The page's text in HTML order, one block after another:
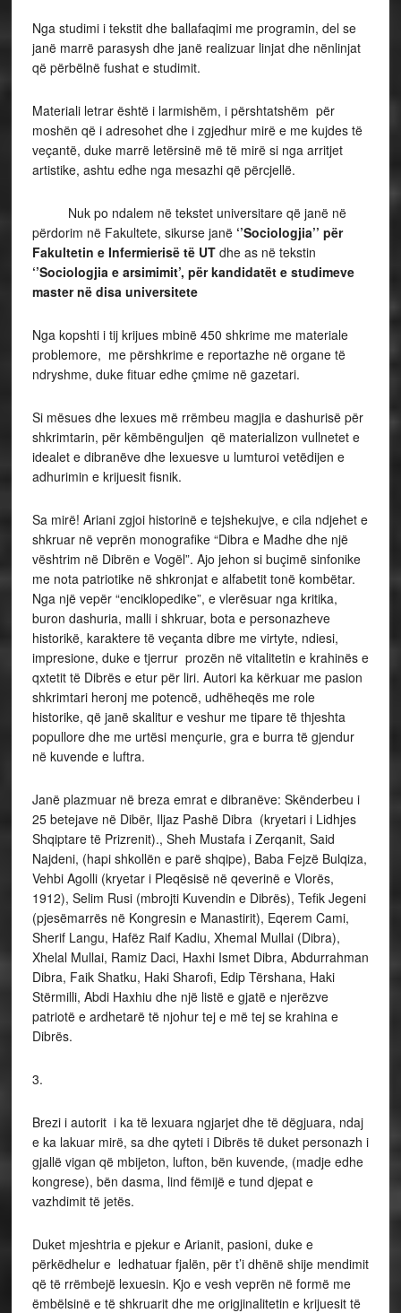
Nga studimi i tekstit dhe ballafaqimi me programin, del se
janë marrë parasysh dhe janë realizuar linjat dhe nënlinjat
që përbëlnë fushat e studimit.
Materiali letrar është i larmishëm, i përshtatshëm për
moshën që i adresohet dhe i zgjedhur mirë e me kujdes të
veçantë, duke marrë letërsinë më të mirë si nga arritjet
artistike, ashtu edhe nga mesazhi që përcjellë.
Nuk po ndalem në tekstet universitare që janë në
përdorim në Fakultete, sikurse janë‘’Sociologjia’’ për
Fakultetin e Infermierisë të UT dhe as në tekstin
‘’Sociologjia e arsimimit’, për kandidatët e studimeve
master në disa universitete
Nga kopshti i tij krijues mbinë 450 shkrime me materiale
problemore, me përshkrime e reportazhe në organe të
ndryshme, duke fituar edhe çmime në gazetari.
Si mësues dhe lexues më rrëmbeu magjia e dashurisë për
shkrimtarin, për këmbënguljen që materializon vullnetet e
idealet e dibranëve dhe lexuesve u lumturoi vetëdijen e
adhurimin e krijuesit fisnik.
Sa mirë! Ariani zgjoi historinë e tejshekujve, e cila ndjehet e
shkruar në veprën monografike “Dibra e Madhe dhe një
vështrim në Dibrën e Vogël”. Ajo jehon si buçimë sinfonike
me nota patriotike në shkronjat e alfabetit tonë kombëtar.
Nga një vepër “enciklopedike”, e vlerësuar nga kritika,
buron dashuria, malli i shkruar, bota e personazheve
historikë, karaktere të veçanta dibre me virtyte, ndiesi,
impresione, duke e tjerrur prozën në vitalitetin e krahinës e
qxtetit të Dibrës e etur për liri. Autori ka kërkuar me pasion
shkrimtari heronj me potencë, udhëheqës me role
historike, që janë skalitur e veshur me tipare të thjeshta
popullore dhe me urtësi mençurie, gra e burra të gjendur
në kuvende e luftra.
Janë plazmuar në breza emrat e dibranëve: Skënderbeu i
25 betejave në Dibër, Iljaz Pashë Dibra (kryetari i Lidhjes
Shqiptare të Prizrenit)., Sheh Mustafa i Zerqanit, Said
Najdeni, (hapi shkollën e parë shqipe), Baba Fejzë Bulqiza,
Vehbi Agolli (kryetar i Pleqësisë në qeverinë e Vlorës,
1912), Selim Rusi (mbrojti Kuvendin e Dibrës), Tefik Jegeni
(pjesëmarrës në Kongresin e Manastirit), Eqerem Cami,
Sherif Langu, Hafëz Raif Kadiu, Xhemal Mullai (Dibra),
Xhelal Mullai, Ramiz Daci, Haxhi Ismet Dibra, Abdurrahman
Dibra, Faik Shatku, Haki Sharofi, Edip Tërshana, Haki
Stërmilli, Abdi Haxhiu dhe një listë e gjatë e njerëzve
patriotë e ardhetarë të njohur tej e më tej se krahina e
Dibrës.
3.
Brezi i autorit i ka të lexuara ngjarjet dhe të dëgjuara, ndaj
e ka lakuar mirë, sa dhe qyteti i Dibrës të duket personazh i
gjallë vigan që mbijeton, lufton, bën kuvende, (madje edhe
kongrese), bën dasma, lind fëmijë e tund djepat e
vazhdimit të jetës.
Duket mjeshtria e pjekur e Arianit, pasioni, duke e
përkëdhelur e ledhatuar fjalën, për t’i dhënë shije mendimit
që të rrëmbejë lexuesin. Kjo e vesh veprën në formë me
ëmbëlsinë e të shkruarit dhe me origjinalitetin e krijuesit të